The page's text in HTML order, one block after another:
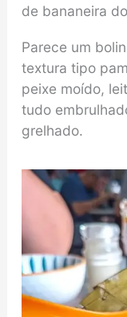
de bananeira
Parece um
textura tipo
peixe moído,
tudo
grelhado.